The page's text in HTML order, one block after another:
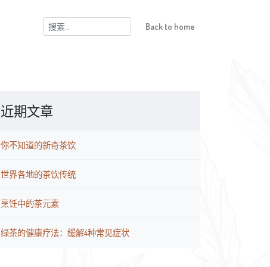
搜
索：
Back to home
近期文章
你不知道的新奇茶饮
世界各地的茶饮传统
烹饪中的茶元素
绿茶的健康疗法：缓解4种常见症状